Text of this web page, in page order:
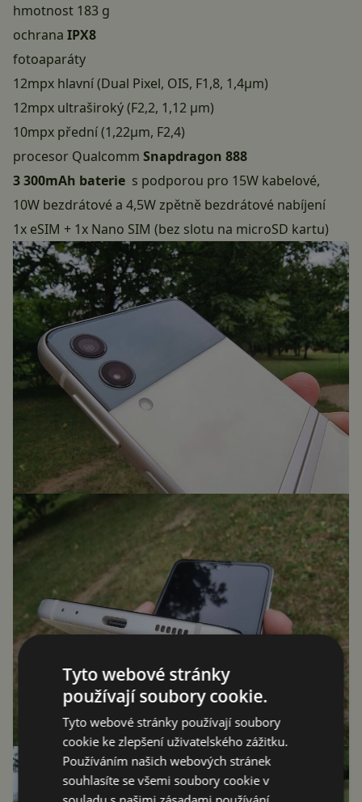
hmotnost 183 g
ochrana IPX8
fotoaparáty
12mpx hlavní (Dual Pixel, OIS, F1,8, 1,4μm)
12mpx ultraširoký (F2,2, 1,12 μm)
10mpx přední (1,22μm, F2,4)
procesor Qualcomm Snapdragon 888
3 300mAh baterie s podporou pro 15W kabelové,
10W bezdrátové a 4,5W zpětně bezdrátové nabíjení
1x eSIM + 1x Nano SIM (bez slotu na microSD kartu)
Tyto webové stránky
používají soubory cookie.
Tyto webové stránky používají soubory
cookie ke zlepšení uživatelského zážitku.
Používáním našich webových stránek
souhlasíte se všemi soubory cookie v